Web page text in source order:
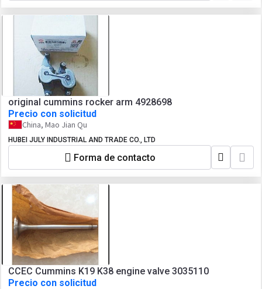
original cummins rocker arm 4928698
Precio con solicitud
China, Mao Jian Qu
HUBEI JULY INDUSTRIAL AND TRADE CO., LTD
Forma de contacto
CCEC Cummins K19 K38 engine valve 3035110
Precio con solicitud